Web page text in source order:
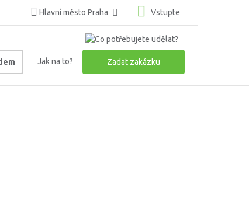
Hlavní město Praha Vstupte
Jak na to? Zadat zakázku